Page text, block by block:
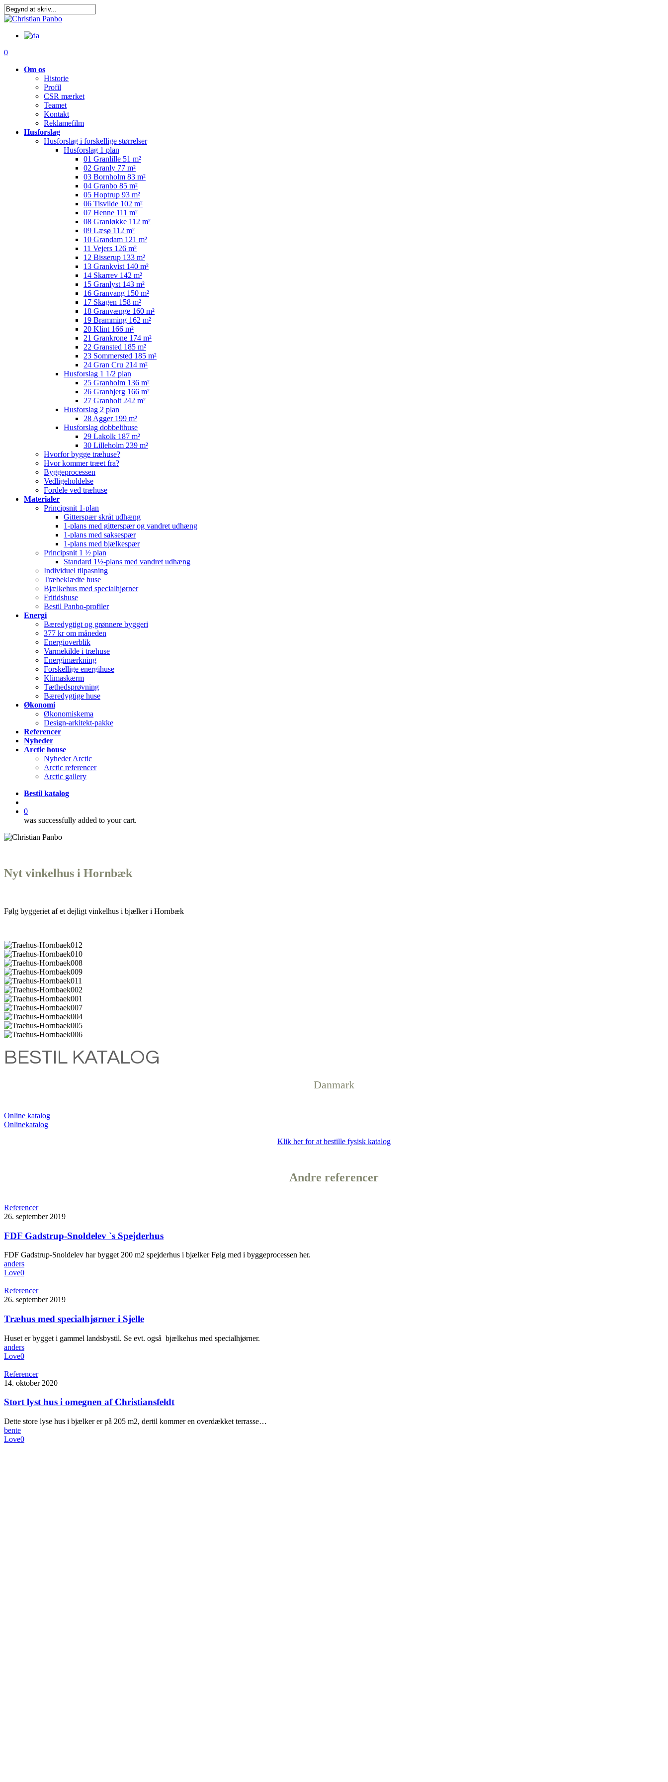
Skip
to
content
0
Om os
Historie
Profil
CSR mærket
Teamet
Kontakt
Reklamefilm
Husforslag
Husforslag i forskellige størrelser
Husforslag 1 plan
01 Granlille 51 m²
02 Granly 77 m²
03 Bornholm 83 m²
04 Granbo 85 m²
05 Hoptrup 93 m²
06 Tisvilde 102 m²
07 Henne 111 m²
08 Granløkke 112 m²
09 Læsø 112 m²
10 Grandam 121 m²
11 Vejers 126 m²
12 Bisserup 133 m²
13 Grankvist 140 m²
14 Skarrev 142 m²
15 Granlyst 143 m²
16 Granvang 150 m²
17 Skagen 158 m²
18 Granvænge 160 m²
19 Bramming 162 m²
20 Klint 166 m²
21 Grankrone 174 m²
22 Gransted 185 m²
23 Sommersted 185 m²
24 Gran Cru 214 m²
Husforslag 1 1/2 plan
25 Granholm 136 m²
26 Granbjerg 166 m²
27 Granholt 242 m²
Husforslag 2 plan
28 Agger 199 m²
Husforslag dobbelthuse
29 Lakolk 187 m²
30 Lilleholm 239 m²
Hvorfor bygge træhuse?
Hvor kommer træet fra?
Byggeprocessen
Vedligeholdelse
Fordele ved træhuse
Materialer
Principsnit 1-plan
Gitterspær skråt udhæng
1-plans med gitterspær og vandret udhæng
1-plans med saksespær
1-plans med bjælkespær
Principsnit 1 ½ plan
Standard 1½-plans med vandret udhæng
Individuel tilpasning
Træbeklædte huse
Bjælkehus med specialhjørner
Fritidshuse
Bestil Panbo-profiler
Energi
Bæredygtigt og grønnere byggeri
377 kr om måneden
Energioverblik
Varmekilde i træhuse
Energimærkning
Forskellige energihuse
Klimaskærm
Tæthedsprøvning
Bæredygtige huse
Økonomi
Økonomiskema
Design-arkitekt-pakke
Referencer
Nyheder
Arctic house
Nyheder Arctic
Arctic referencer
Arctic gallery
Bestil katalog
0
was successfully added to your cart.
Nyt vinkelhus i Hornbæk
Følg byggeriet af et dejligt vinkelhus i bjælker i Hornbæk
BESTIL KATALOG
Danmark
Online katalog
Klik her for at bestille fysisk katalog
Andre referencer
Referencer
26. september 2019
FDF Gadstrup-Snoldelev `s Spejderhus
FDF Gadstrup-Snoldelev har bygget 200 m2 spejderhus i bjælker Følg med i byggeprocessen her.
anders
Love0
Referencer
26. september 2019
Træhus med specialhjørner i Sjelle
Huset er bygget i gammel landsbystil. Se evt. også bjælkehus med specialhjørner.
anders
Love0
Referencer
14. oktober 2020
Stort lyst hus i omegnen af Christiansfeldt
Dette store lyse hus i bjælker er på 205 m2, dertil kommer en overdækket terrasse…
bente
Love0
Close